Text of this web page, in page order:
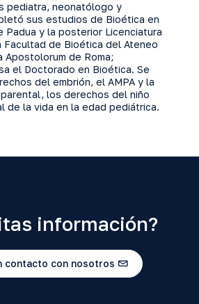
pediatra, neonatólogo y
sus estudios de Bioética en
Padua y la posterior Licenciatura
Facultad de Bioética del Ateneo
Apostolorum de Roma;
el Doctorado en Bioética. Se
del embrión, el AMPA y la
los derechos del niño
de la vida en la edad pediátrica.
información?
contacto con nosotros